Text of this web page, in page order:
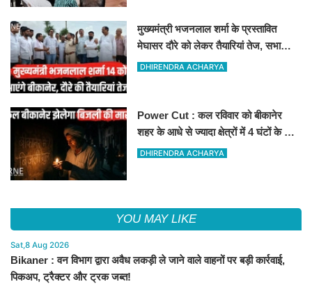
मुख्यमंत्री भजनलाल शर्मा के प्रस्तावित
मेघासर दौरे को लेकर तैयारियां तेज, सभा
स्थल का लिया जायजा
DHIRENDRA ACHARYA
Power Cut : कल रविवार को बीकानेर
शहर के आधे से ज्यादा क्षेत्रों में 4 घंटों के लिए
बिजली रहेगी गुल
DHIRENDRA ACHARYA
YOU MAY LIKE
Sat,8 Aug 2026
Bikaner : वन विभाग द्वारा अवैध लकड़ी ले जाने वाले वाहनों पर बड़ी कार्रवाई,
पिकअप, ट्रैक्टर और ट्रक जब्त!